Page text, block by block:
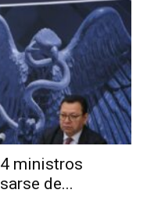
ministros
de...